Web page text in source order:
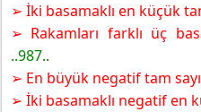
Sıra Sizde
7. Sınıf Matematik Ders
Yayınları
➢ İki basamaklı en küçük
➢ Rakamları farklı üç
..987..
➢ En büyük negatif tam sayı
➢ İki basamaklı negatif en